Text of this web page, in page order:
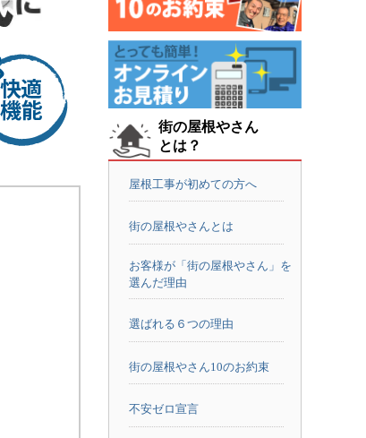
街の屋根やさん
とは？
屋根工事が初めての方へ
街の屋根やさんとは
お客様が「街の屋根やさん」を
選んだ理由
選ばれる６つの理由
街の屋根やさん10のお約束
不安ゼロ宣言